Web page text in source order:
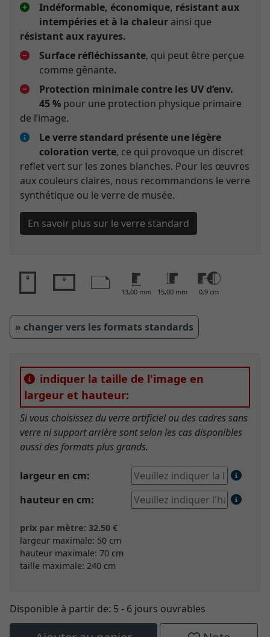
Indéformable, économique, résistant aux
intempéries et à la chaleur ainsi que
résistant aux rayures.
Surface réfléchissante, qui peut être perçue
comme gênante.
Protection minimale contre les UV d’env.
45 % pour une protection physique primaire
de l’image.
Le verre standard présente une légère
coloration verte, ce qui provoque un discret
reflet vert sur les zones blanches. Pour les œuvres
aux couleurs claires, nous recommandons le verre
synthétique ou le verre de musée.
En savoir plus sur le verre standard
13,00 mm 15,00 mm 0,9 cm
» changer vers les formats standards
indiquer la taille de l'image en
largeur et hauteur:
Si vous choisissez du verre artificiel ou des cadres sans
verre ni support arrière sont selon les cas disponibles
aussi des formats plus grands.
largeur en cm:
hauteur en cm:
prix par mètre: 32.50 €
largeur maximale: 50 cm
hauteur maximale: 70 cm
taille maximale: 240 cm
Disponible à partir de: 5 - 6 jours ouvrables